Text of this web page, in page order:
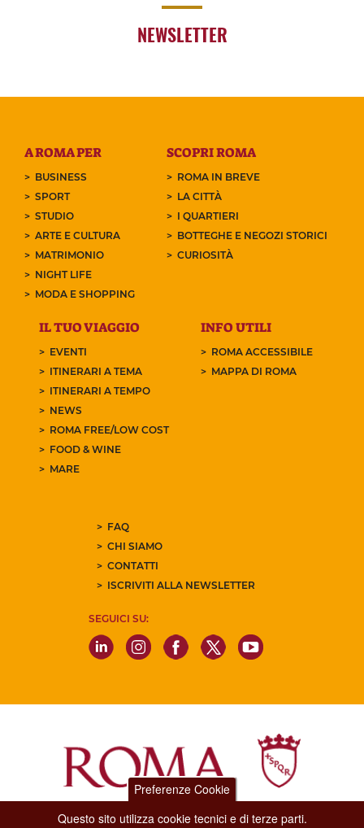
NEWSLETTER
A ROMA PER
BUSINESS
SPORT
STUDIO
ARTE E CULTURA
MATRIMONIO
NIGHT LIFE
MODA E SHOPPING
SCOPRI ROMA
ROMA IN BREVE
LA CITTÀ
I QUARTIERI
BOTTEGHE E NEGOZI STORICI
CURIOSITÀ
IL TUO VIAGGIO
EVENTI
ITINERARI A TEMA
ITINERARI A TEMPO
NEWS
ROMA FREE/LOW COST
FOOD & WINE
MARE
INFO UTILI
ROMA ACCESSIBILE
MAPPA DI ROMA
FAQ
CHI SIAMO
CONTATTI
ISCRIVITI ALLA NEWSLETTER
SEGUICI SU:
Preferenze Cookie
Questo sito utilizza cookie tecnici e di terze parti.